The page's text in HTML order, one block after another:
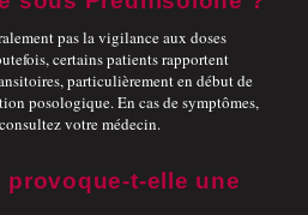
pas la vigilance aux doses
certains patients rapportent
particulièrement en début de
posologique. En cas de symptômes,
votre médecin.
t-elle une